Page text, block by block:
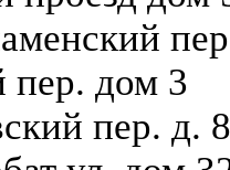
дом 3
пер. д. 8